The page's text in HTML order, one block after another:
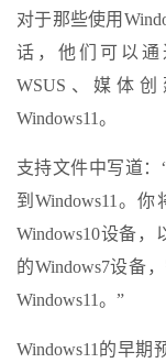
对于那些使用
话，他们可以通
WSUS、媒体
Windows11。
支持文件中写道
到Windows11。
Windows10设备，
的Windows7设备
Windows11。”
Windows11的早期